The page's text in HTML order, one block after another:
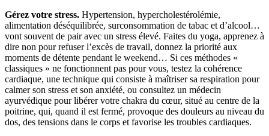
Gérez votre stress. Hypertension, hypercholestérolémie,
alimentation déséquilibrée, surconsommation de tabac et d’alcool…
vont souvent de pair avec un stress élevé. Faites du yoga, apprenez à
dire non pour refuser l’excès de travail, donnez la priorité aux
moments de détente pendant le weekend… Si ces méthodes «
classiques » ne fonctionnent pas pour vous, testez la cohérence
cardiaque, une technique qui consiste à maîtriser sa respiration pour
calmer son stress et son anxiété, ou consultez un médecin
ayurvédique pour libérer votre chakra du cœur, situé au centre de la
poitrine, qui, quand il est fermé, provoque des douleurs au niveau du
dos, des tensions dans le corps et favorise les troubles cardiaques.